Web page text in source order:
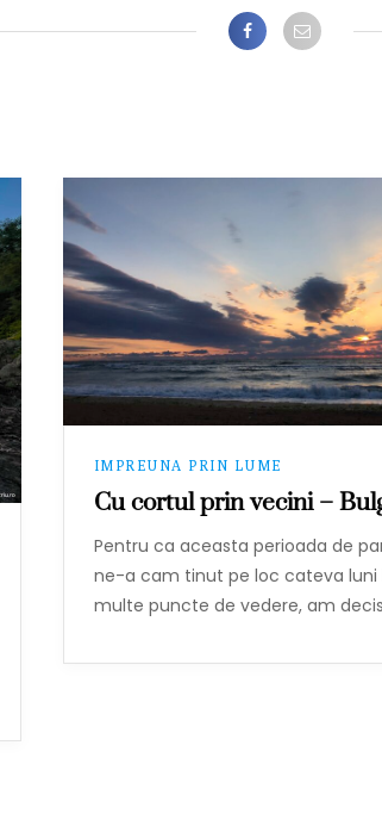
IMPREUNA PRIN LUME
Cu cortul prin vecini –
Pentru ca aceasta perioada de
ne-a cam tinut pe loc cateva luni
multe puncte de vedere, am